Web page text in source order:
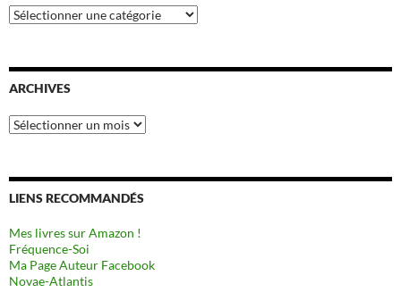
Catégories
ARCHIVES
Archives
LIENS RECOMMANDÉS
Mes livres sur Amazon !
Fréquence-Soi
Ma Page Auteur Facebook
Novae-Atlantis